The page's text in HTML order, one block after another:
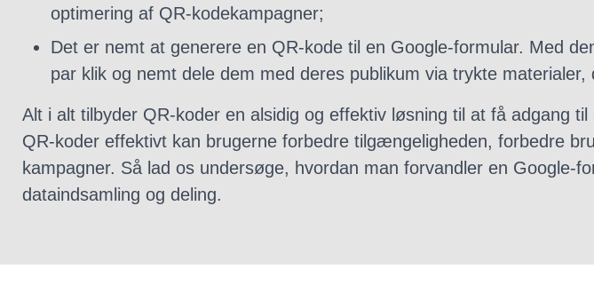
optimering af QR-kodekampagner;
Det er nemt at generere en QR-kode til en Google-formular. Med
par klik og nemt dele dem med deres publikum via trykte
Alt i alt tilbyder QR-koder en alsidig og effektiv løsning til at få adgang
QR-koder effektivt kan brugerne forbedre tilgængeligheden, forbedre
kampagner. Så lad os undersøge, hvordan man forvandler en
dataindsamling og deling.